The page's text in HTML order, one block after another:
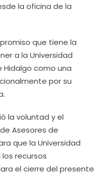
la oficina de la
que tiene la
a la Universidad
Hidalgo como una
por su
la voluntad y el
Asesores de
que la Universidad
recursos
el cierre del presente